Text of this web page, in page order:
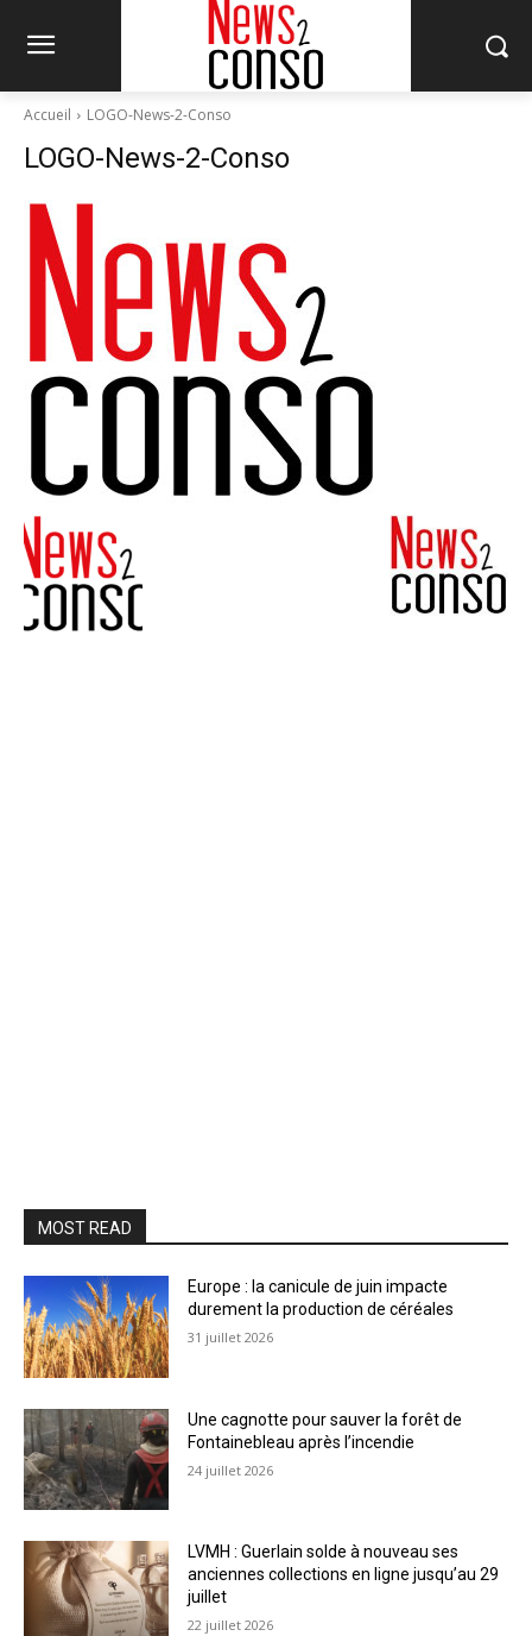
Accueil LOGO-News-2-Conso
LOGO-News-2-Conso
MOST READ
Europe : la canicule de juin impacte
durement la production de céréales
31 juillet 2026
Une cagnotte pour sauver la forêt de
Fontainebleau après l’incendie
24 juillet 2026
LVMH : Guerlain solde à nouveau ses
anciennes collections en ligne jusqu’au 29
juillet
22 juillet 2026